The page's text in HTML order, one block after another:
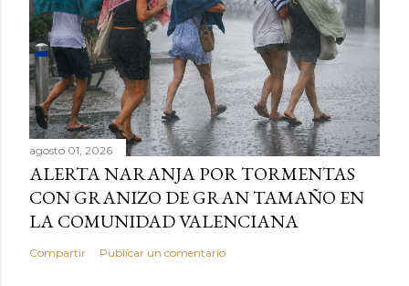
agosto 01, 2026
ALERTA NARANJA POR TORMENTAS
CON GRANIZO DE GRAN TAMAÑO EN
LA COMUNIDAD VALENCIANA
Compartir Publicar un comentario